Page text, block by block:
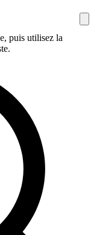
puis utilisez la